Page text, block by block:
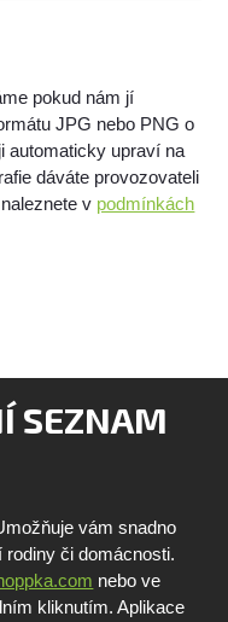
pokud nám jí
JPG nebo PNG o
automaticky upraví na
dáváte provozovateli
v podmínkách
SEZNAM
vám snadno
či domácnosti.
nebo ve
kliknutím. Aplikace